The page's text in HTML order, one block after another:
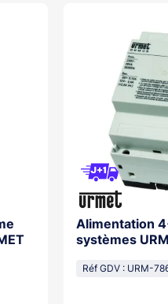
Alimentation
systèmes
Réf GDV : URM-